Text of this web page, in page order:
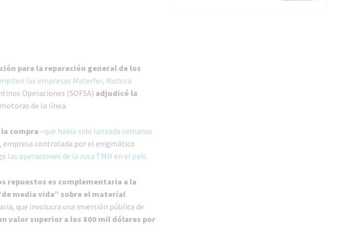
para la reparación general de los
las empresas Materfer, Motora
Operaciones (SOFSA) adjudicó la
de la línea.
la compra –que había sido lanzada semanas
, empresa controlada por el enigmático
las operaciones de la rusa TMH en el país.
repuestos es complementaria a la
media vida” sobre el material
que involucra una inversión pública de
valor superior a los 800 mil dólares por